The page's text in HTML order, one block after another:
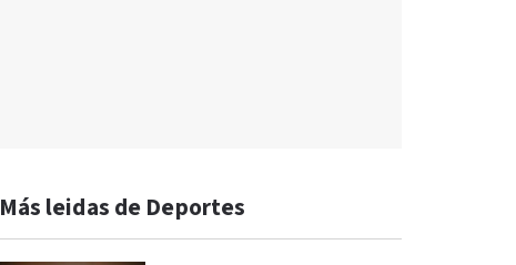
Más leidas de Deportes